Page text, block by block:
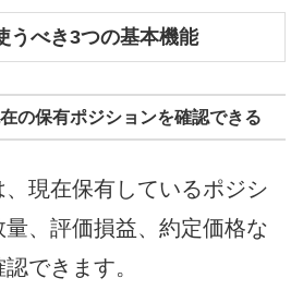
うべき3つの基本機能
の保有ポジションを確認できる
、現在保有しているポジシ
量、評価損益、約定価格な
できます。